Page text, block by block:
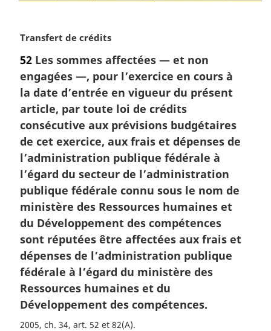
N
t
e
m
a
g
i
n
a
e
:
Transfert de crédits
52 Les sommes affectées — et non
engagées —, pour l’exercice en cours à
la date d’entrée en vigueur du présent
article, par toute loi de crédits
consécutive aux prévisions budgétaires
de cet exercice, aux frais et dépenses de
l’administration publique fédérale à
l’égard du secteur de l’administration
publique fédérale connu sous le nom de
ministère des Ressources humaines et
du Développement des compétences
sont réputées être affectées aux frais et
dépenses de l’administration publique
fédérale à l’égard du ministère des
Ressources humaines et du
Développement des compétences.
2005, ch. 34, art. 52 et 82(A)